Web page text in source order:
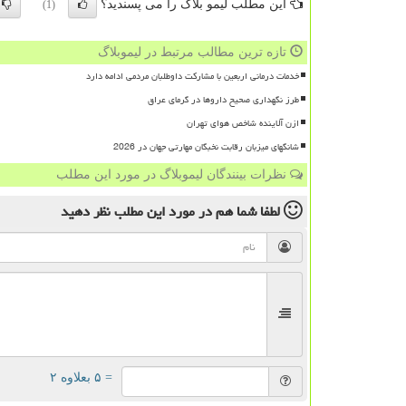
این مطلب لیمو بلاگ را می پسندید؟ (1)
تازه ترین مطالب مرتبط در لیموبلاگ
خدمات درمانی اربعین با مشارکت داوطلبان مردمی ادامه دارد
طرز نگهداری صحیح داروها در گرمای عراق
ازن آلاینده شاخص هوای تهران
شانگهای میزبان رقابت نخبگان مهارتی جهان در 2026
نظرات بینندگان لیموبلاگ در مورد این مطلب
لطفا شما همدر مورد این مطلبنظر دهید
= ۵ بعلاوه ۲